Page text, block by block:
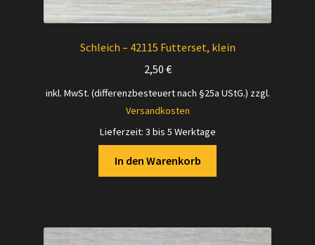
Schleich – 42115 Futterset, klein
2,50 €
inkl. MwSt. (differenzbesteuert nach §25a UStG.) zzgl.
Versandkosten
Lieferzeit: 3 bis 5 Werktage
In den Warenkorb